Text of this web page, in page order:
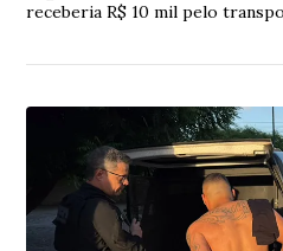
receberia R$ 10 mil pelo